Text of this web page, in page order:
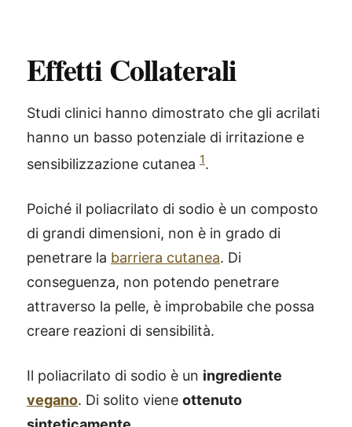
Effetti Collaterali
Studi clinici hanno dimostrato che gli acrilati
hanno un basso potenziale di irritazione e
sensibilizzazione cutanea 1.
Poiché il poliacrilato di sodio è un composto
di grandi dimensioni, non è in grado di
penetrare la barriera cutanea. Di
conseguenza, non potendo penetrare
attraverso la pelle, è improbabile che possa
creare reazioni di sensibilità.
Il poliacrilato di sodio è un ingrediente
vegano. Di solito viene ottenuto